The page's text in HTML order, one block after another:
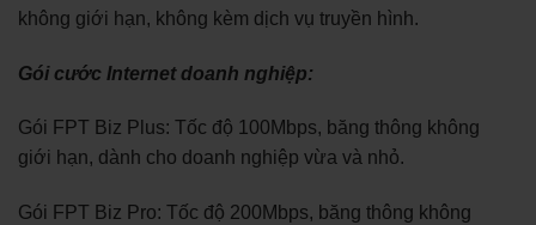
không giới hạn, không kèm dịch vụ truyền hình.
Gói cước Internet doanh nghiệp:
Gói FPT Biz Plus: Tốc độ 100Mbps, băng thông không
giới hạn, dành cho doanh nghiệp vừa và nhỏ.
Gói FPT Biz Pro: Tốc độ 200Mbps, băng thông không